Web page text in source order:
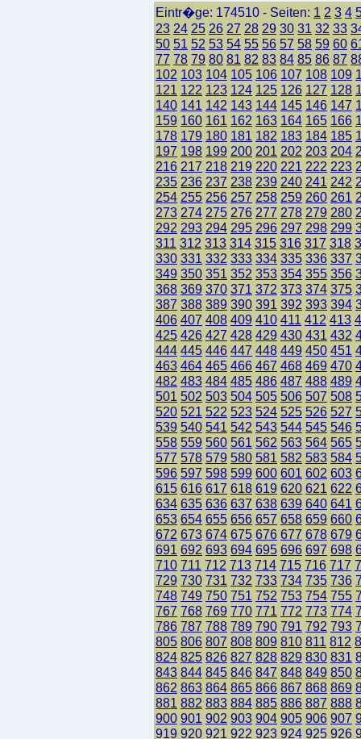
Eintr�ge: 174510 - Seiten: 1 2 3 4
23 24 25 26 27 28 29 30 31 32 33
50 51 52 53 54 55 56 57 58 59 60
77 78 79 80 81 82 83 84 85 86 87
102 103 104 105 106 107 108 109
121 122 123 124 125 126 127 128
140 141 142 143 144 145 146 147
159 160 161 162 163 164 165 166
178 179 180 181 182 183 184 185
197 198 199 200 201 202 203 204
216 217 218 219 220 221 222 223
235 236 237 238 239 240 241 242
254 255 256 257 258 259 260 261
273 274 275 276 277 278 279 280
292 293 294 295 296 297 298 299
311 312 313 314 315 316 317 318
330 331 332 333 334 335 336 337
349 350 351 352 353 354 355 356
368 369 370 371 372 373 374 375
387 388 389 390 391 392 393 394
406 407 408 409 410 411 412 413
425 426 427 428 429 430 431 432
444 445 446 447 448 449 450 451
463 464 465 466 467 468 469 470
482 483 484 485 486 487 488 489
501 502 503 504 505 506 507 508
520 521 522 523 524 525 526 527
539 540 541 542 543 544 545 546
558 559 560 561 562 563 564 565
577 578 579 580 581 582 583 584
596 597 598 599 600 601 602 603
615 616 617 618 619 620 621 622
634 635 636 637 638 639 640 641
653 654 655 656 657 658 659 660
672 673 674 675 676 677 678 679
691 692 693 694 695 696 697 698
710 711 712 713 714 715 716 717
729 730 731 732 733 734 735 736
748 749 750 751 752 753 754 755
767 768 769 770 771 772 773 774
786 787 788 789 790 791 792 793
805 806 807 808 809 810 811 812
824 825 826 827 828 829 830 831
843 844 845 846 847 848 849 850
862 863 864 865 866 867 868 869
881 882 883 884 885 886 887 888
900 901 902 903 904 905 906 907
919 920 921 922 923 924 925 926